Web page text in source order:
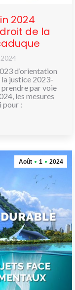
2024
de la
d’orientation
justice 2023-
par voie
les mesures
pour :
Août 1 2024